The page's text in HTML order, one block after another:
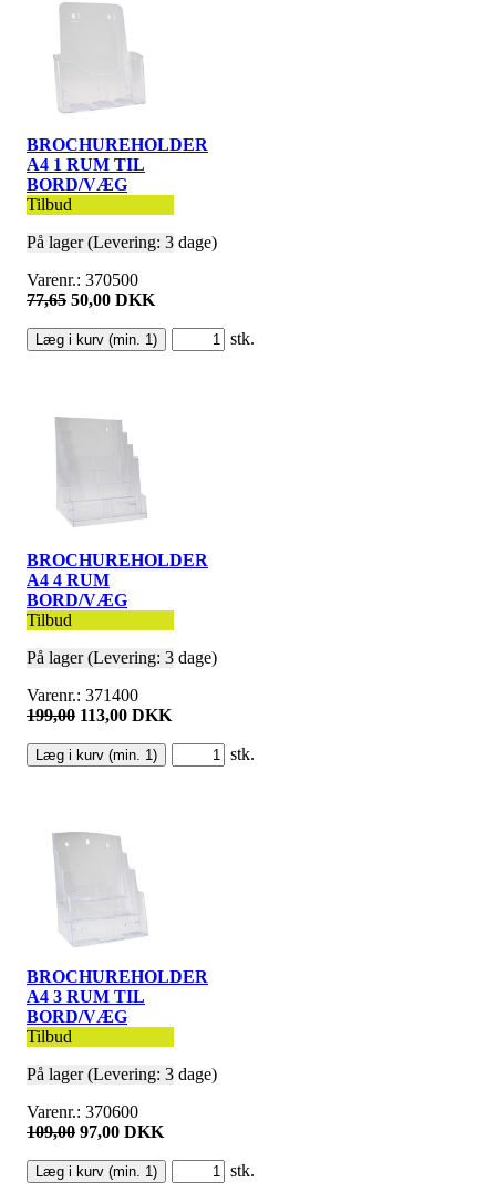
BROCHUREHOLDER
A4 1 RUM TIL
BORD/VÆG
Tilbud
På lager (Levering: 3 dage)
Varenr.: 370500
77,65 50,00 DKK
stk.
BROCHUREHOLDER
A4 4 RUM
BORD/VÆG
Tilbud
På lager (Levering: 3 dage)
Varenr.: 371400
199,00 113,00 DKK
stk.
BROCHUREHOLDER
A4 3 RUM TIL
BORD/VÆG
Tilbud
På lager (Levering: 3 dage)
Varenr.: 370600
109,00 97,00 DKK
stk.